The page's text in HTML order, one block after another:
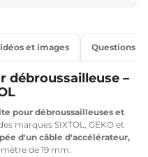
et images Questions
débroussailleuse –
pour débroussailleuses et
marques SIXTOL, GEKO et
d'un câble d'accélérateur,
de 19 mm.